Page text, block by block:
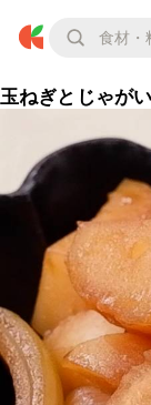
玉ねぎとじゃが